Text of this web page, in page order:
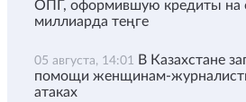
ОПГ, оформившую кредиты на
миллиарда теңге
05 августа, 14:01
В Казахстане
помощи женщинам-
атаках